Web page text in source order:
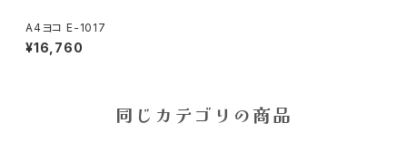
A4ヨコ E-1017
¥16,760
同じカテゴリの商品